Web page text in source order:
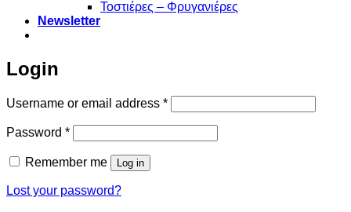
Τοστιέρες – Φρυγανιέρες
Newsletter
Login
Username or email address *Required
Password *Required
Remember me Log in
Lost your password?